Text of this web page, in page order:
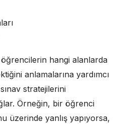
hangi alanlarda
anlamalarına yardımcı
stratejilerini
Örneğin, bir öğrenci
üzerinde yanlış yapıyorsa,